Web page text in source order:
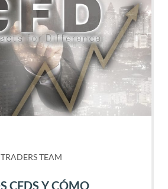
TEAM
CFDS Y CÓMO